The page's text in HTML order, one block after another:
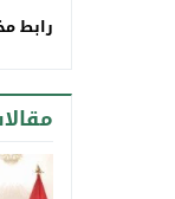
رابط